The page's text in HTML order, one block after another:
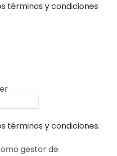
términos y condiciones
términos y condiciones.
gestor de